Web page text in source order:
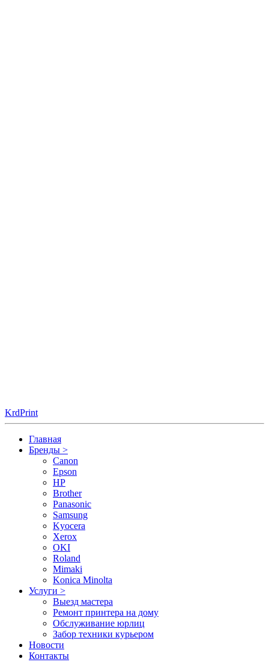
KrdPrint
Главная
Бренды >
Canon
Epson
HP
Brother
Panasonic
Samsung
Kyocera
Xerox
OKI
Roland
Mimaki
Konica Minolta
Услуги >
Выезд мастера
Ремонт принтера на дому
Обслуживание юрлиц
Забор техники курьером
Новости
Контакты